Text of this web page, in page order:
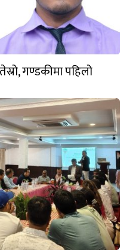
गण्डकीमा पहिलो